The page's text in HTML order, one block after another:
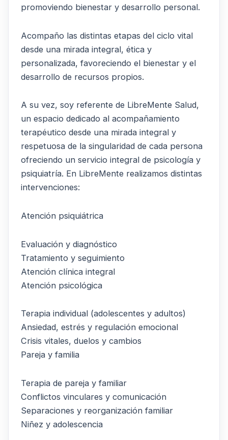
promoviendo bienestar y desarrollo personal.
Acompaño las distintas etapas del ciclo vital
desde una mirada integral, ética y
personalizada, favoreciendo el bienestar y el
desarrollo de recursos propios.
A su vez, soy referente de LibreMente Salud,
un espacio dedicado al acompañamiento
terapéutico desde una mirada integral y
respetuosa de la singularidad de cada persona
ofreciendo un servicio integral de psicología y
psiquiatría. En LibreMente realizamos distintas
intervenciones:
Atención psiquiátrica
Evaluación y diagnóstico
Tratamiento y seguimiento
Atención clínica integral
Atención psicológica
Terapia individual (adolescentes y adultos)
Ansiedad, estrés y regulación emocional
Crisis vitales, duelos y cambios
Pareja y familia
Terapia de pareja y familiar
Conflictos vinculares y comunicación
Separaciones y reorganización familiar
Niñez y adolescencia